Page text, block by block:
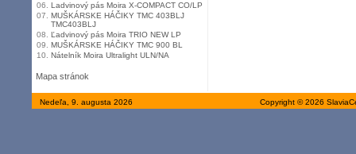
06.
Ladvinový pás Moira X-COMPACT CO/LP
07.
MUŠKÁRSKE HÁČIKY TMC 403BLJ
TMC403BLJ
08.
Ľadvinový pás Moira TRIO NEW LP
09.
MUŠKÁRSKE HÁČIKY TMC 900 BL
10.
Nátelník Moira Ultralight ULN/NA
Mapa stránok
Nedeľa, 9. augusta 2026 Copyright © 2026